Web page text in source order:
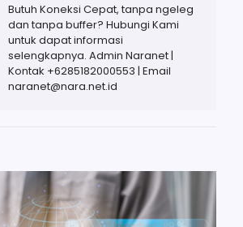
Butuh Koneksi Cepat, tanpa ngeleg
dan tanpa buffer? Hubungi Kami
untuk dapat informasi
selengkapnya. Admin Naranet |
Kontak +6285182000553 | Email
naranet@nara.net.id